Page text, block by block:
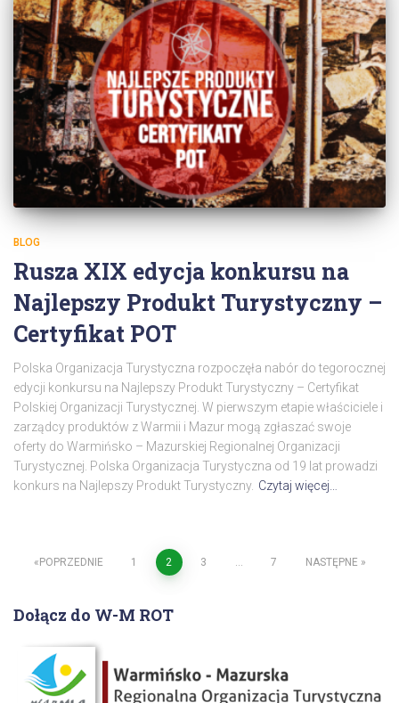
BLOG
Rusza XIX edycja konkursu na
Najlepszy Produkt Turystyczny –
Certyfikat POT
Polska Organizacja Turystyczna rozpoczęła nabór do tegorocznej
edycji konkursu na Najlepszy Produkt Turystyczny – Certyfikat
Polskiej Organizacji Turystycznej. W pierwszym etapie właściciele i
zarządcy produktów z Warmii i Mazur mogą zgłaszać swoje
oferty do Warmińsko – Mazurskiej Regionalnej Organizacji
Turystycznej. Polska Organizacja Turystyczna od 19 lat prowadzi
konkurs na Najlepszy Produkt Turystyczny. Czytaj więcej…
Stronicowanie
wpisów
POPRZEDNIE 1 2 3 … 7 NASTĘPNE
Dołącz do W-M ROT